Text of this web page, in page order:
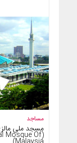
مساجد
مسجد ملی
Mosque Of